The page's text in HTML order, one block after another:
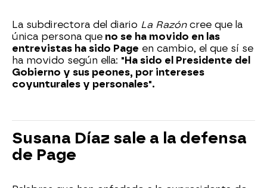
La subdirectora del diario La Razón cree que la
única persona que no se ha movido en las
entrevistas ha sido Page en cambio, el que sí se
ha movido según ella: "Ha sido el Presidente del
Gobierno y sus peones, por intereses
coyunturales y personales".
Susana Díaz sale a la defensa
de Page